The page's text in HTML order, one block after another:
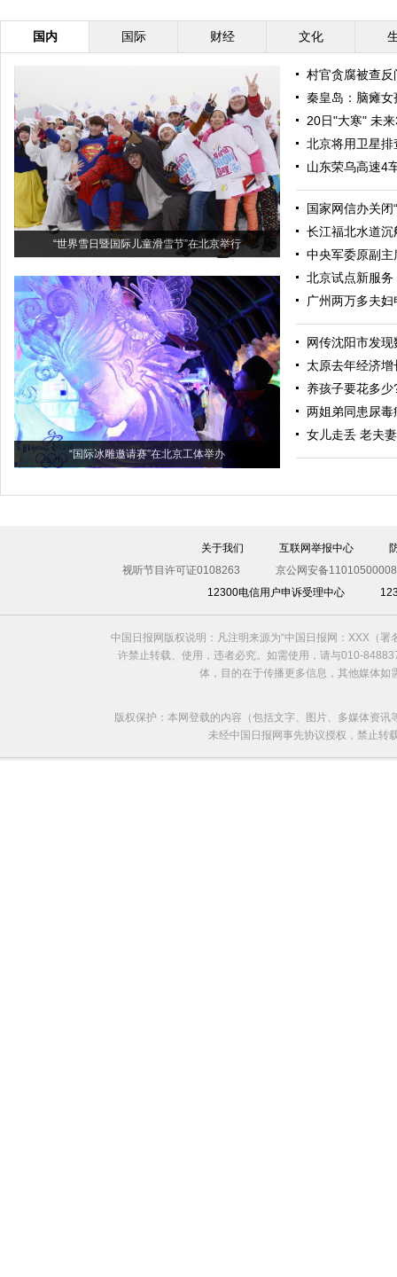
国内 国际 财经 文化
“世界雪日暨国际儿童滑雪节”在北京举行
“国际冰雕邀请赛”在北京工体举办
村官贪腐被查
秦皇岛：脑瘫
20日"大寒" 未
北京将用卫星
山东荣乌高速4
国家网信办关闭
长江福北水道
中央军委原副
北京试点新服
广州两万多夫妇
网传沈阳市发
太原去年经济
养孩子要花多
两姐弟同患尿
女儿走丢 老夫
关于我们 互联网举报中心
视听节目许可证0108263
京公网安备
12300电信用户申诉受理中心
中国日报网版权说明：凡注明来源为“中国日报网：XXX（
许禁止转载、使用，违者必究。如需使用，请与010-
体，目的在于传播更多信息，其他媒体
版权保护：本网登载的内容（包括文字、图片、多媒体资
未经中国日报网事先协议授权，禁止转